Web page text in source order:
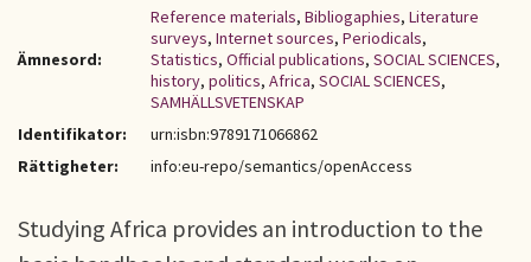
Ämnesord:
Reference materials, Bibliogaphies, Literature
surveys, Internet sources, Periodicals,
Statistics, Official publications, SOCIAL SCIENCES,
history, politics, Africa, SOCIAL SCIENCES,
SAMHÄLLSVETENSKAP
Identifikator:
urn:isbn:9789171066862
Rättigheter:
info:eu-repo/semantics/openAccess
Studying Africa provides an introduction to the